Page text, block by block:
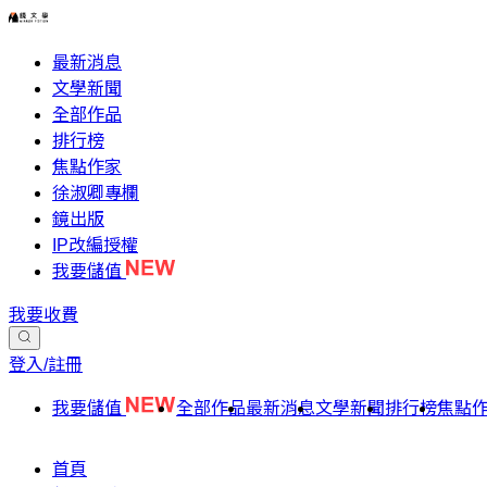
最新消息
文學新聞
全部作品
排行榜
焦點作家
徐淑卿專欄
鏡出版
IP改編授權
我要儲值
我要收費
登入/註冊
我要儲值 全部作品最新消息文學新聞排行榜焦點
首頁